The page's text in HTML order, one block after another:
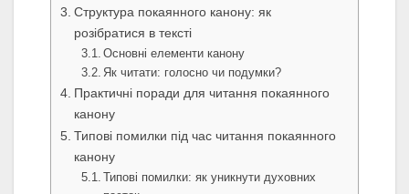
Структура покаянного канону: як
розібратися в тексті
Основні елементи канону
Як читати: голосно чи подумки?
Практичні поради для читання покаянного
канону
Типові помилки під час читання покаянного
канону
Типові помилки: як уникнути духовних